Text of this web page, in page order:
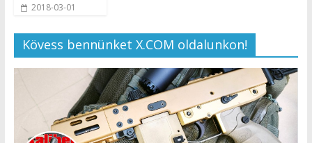
2018-03-01
Kövess bennünket X.COM oldalunkon!